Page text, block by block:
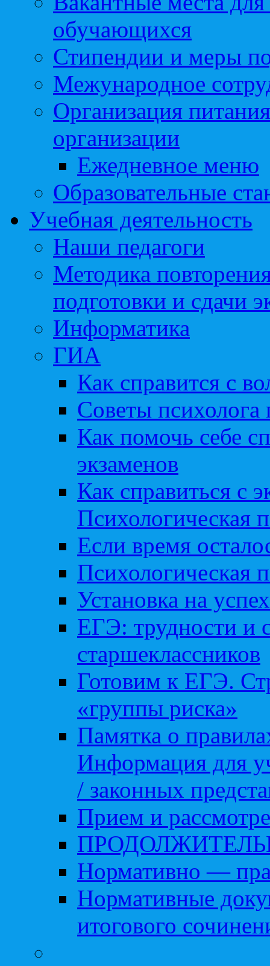
обучающихся
Стипендии и меры
Межународное
Организация
организации
Ежедневное меню
Образовательные
Учебная деятельность
Наши педагоги
Методика
подготовки и сдачи
Информатика
ГИА
Как справится с
Советы
Как помочь себе
экзаменов
Как справиться с
Психологическая
Если время
Психологическая
Установка на успех
ЕГЭ: трудности и
старшеклассников
Готовим к ЕГЭ.
«группы риска»
Памятка о
Информация для
/ законных
Прием и
Нормативно —
Нормативные
итогового